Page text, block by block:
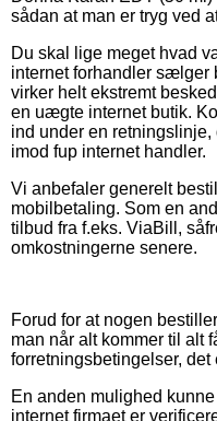
sådan at man er tryg ved
Du skal lige meget hvad
internet forhandler sælger
virker helt ekstremt
en uægte internet butik.
ind under en
imod fup internet handler.
Vi anbefaler generelt
mobilbetaling. Som en
tilbud fra f.eks. ViaBill,
omkostningerne senere.
Forud for at nogen
man når alt kommer til alt
forretningsbetingelser,
En anden mulighed
internet firmaet er